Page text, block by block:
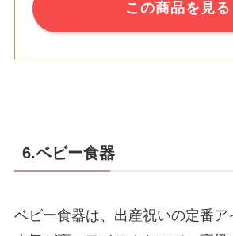
この商品を見る
6.ベビー食器
ベビー食器は、出産祝いの定番ア